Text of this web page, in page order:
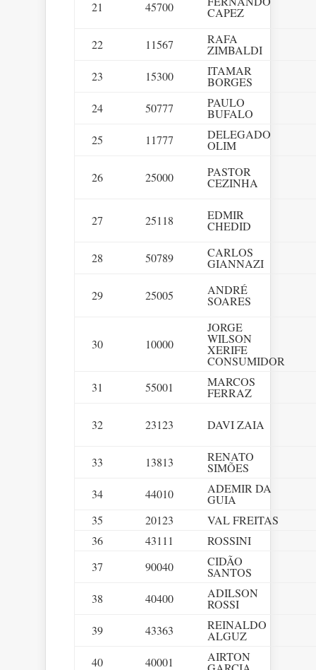
21 45700 CAPEZ
22 11567 RAFA
ZIMBALDI
23
15300 ITAMAR
BORGES
24
50777 PAULO
BUFALO
25
11777 DELEGADO
OLIM
26 25000 PASTOR
CEZINHA
27 25118 EDMIR
CHEDID
28 50789 CARLOS
GIANNAZI
29 25005 ANDRÉ
SOARES
30 10000
JORGE
WILSON
XERIFE
CONSUMIDOR
31
55001 MARCOS
FERRAZ
32 23123 DAVI ZAIA
33 13813 RENATO
SIMÕES
34
44010 ADEMIR DA
GUIA
35
20123
VAL FREITAS
36
43111
ROSSINI
37
90040 CIDÃO
SANTOS
38
40400 ADILSON
ROSSI
39
43363 REINALDO
ALGUZ
40
40001 AIRTON